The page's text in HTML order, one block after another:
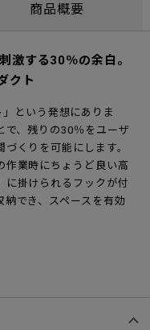
商品概要
激する30％の余白。
クト
という発想にありま
で、残りの30％をユーザ
くりを可能にします。
作業時にちょうど良い高
に掛けられるフックが付
でき、スペースを有効